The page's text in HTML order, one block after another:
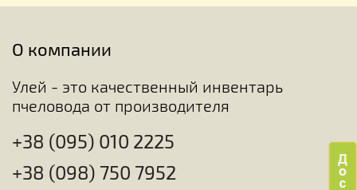
О компании
Улей - это качественный инвентарь
пчеловода от производителя
+38 (095) 010 2225
+38 (098) 750 7952